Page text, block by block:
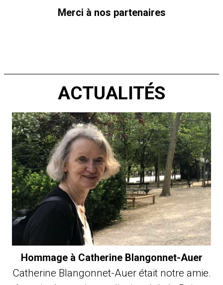
Merci à nos partenaires
ACTUALITÉS
Hommage à Catherine Blangonnet-Auer
Catherine Blangonnet-Auer était notre amie.